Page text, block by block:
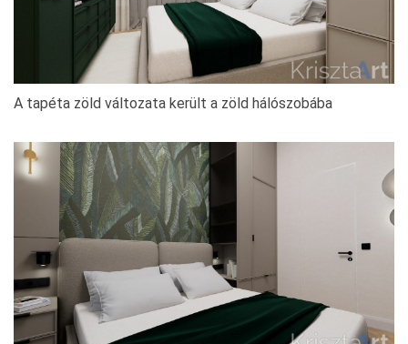
A tapéta zöld változata került a zöld hálószobába